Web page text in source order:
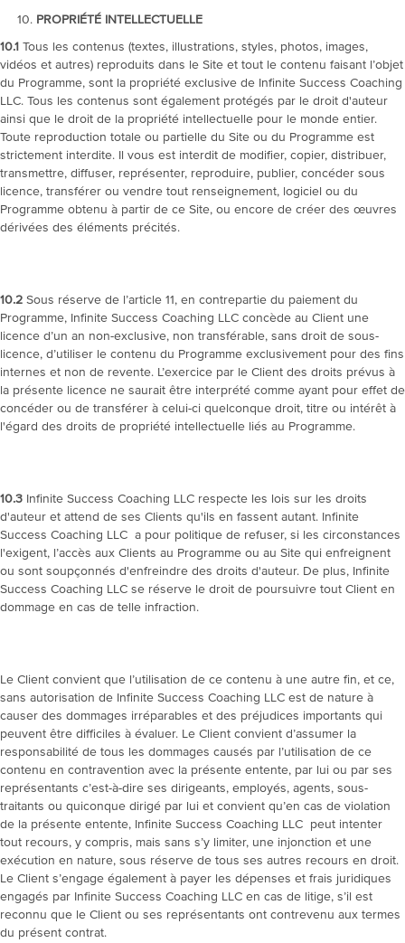
PROPRIÉTÉ INTELLECTUELLE
10.1 Tous les contenus (textes, illustrations, styles, photos, images,
vidéos et autres) reproduits dans le Site et tout le contenu faisant l’objet
du Programme, sont la propriété exclusive de Infinite Success Coaching
LLC. Tous les contenus sont également protégés par le droit d'auteur
ainsi que le droit de la propriété intellectuelle pour le monde entier.
Toute reproduction totale ou partielle du Site ou du Programme est
strictement interdite. Il vous est interdit de modifier, copier, distribuer,
transmettre, diffuser, représenter, reproduire, publier, concéder sous
licence, transférer ou vendre tout renseignement, logiciel ou du
Programme obtenu à partir de ce Site, ou encore de créer des œuvres
dérivées des éléments précités.
10.2 Sous réserve de l’article 11, en contrepartie du paiement du
Programme, Infinite Success Coaching LLC concède au Client une
licence d’un an non-exclusive, non transférable, sans droit de sous-
licence, d’utiliser le contenu du Programme exclusivement pour des fins
internes et non de revente. L’exercice par le Client des droits prévus à
la présente licence ne saurait être interprété comme ayant pour effet de
concéder ou de transférer à celui-ci quelconque droit, titre ou intérêt à
l'égard des droits de propriété intellectuelle liés au Programme.
10.3 Infinite Success Coaching LLC respecte les lois sur les droits
d'auteur et attend de ses Clients qu'ils en fassent autant. Infinite
Success Coaching LLC a pour politique de refuser, si les circonstances
l'exigent, l’accès aux Clients au Programme ou au Site qui enfreignent
ou sont soupçonnés d'enfreindre des droits d'auteur. De plus, Infinite
Success Coaching LLC se réserve le droit de poursuivre tout Client en
dommage en cas de telle infraction.
Le Client convient que l’utilisation de ce contenu à une autre fin, et ce,
sans autorisation de Infinite Success Coaching LLC est de nature à
causer des dommages irréparables et des préjudices importants qui
peuvent être difficiles à évaluer. Le Client convient d’assumer la
responsabilité de tous les dommages causés par l’utilisation de ce
contenu en contravention avec la présente entente, par lui ou par ses
représentants c’est-à-dire ses dirigeants, employés, agents, sous-
traitants ou quiconque dirigé par lui et convient qu’en cas de violation
de la présente entente, Infinite Success Coaching LLC peut intenter
tout recours, y compris, mais sans s’y limiter, une injonction et une
exécution en nature, sous réserve de tous ses autres recours en droit.
Le Client s’engage également à payer les dépenses et frais juridiques
engagés par Infinite Success Coaching LLC en cas de litige, s’il est
reconnu que le Client ou ses représentants ont contrevenu aux termes
du présent contrat.